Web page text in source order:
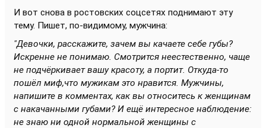
И вот снова в ростовских соцсетях поднимают эту
тему. Пишет, по-видимому, мужчина:
"Девочки, расскажите, зачем вы качаете себе губы?
Искренне не понимаю. Смотрится неестественно, чаще
не подчёркивает вашу красоту, а портит. Откуда-то
пошёл миф,что мужикам это нравится. Мужчины,
напишите в комментах, как вы относитесь к женщинам
с накачанными губами? И ещё интересное наблюдение:
не знаю ни одной нормальной женщины с